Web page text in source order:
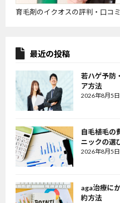
育毛剤のイクオスの評判・口コ
最近の投稿
若ハゲ予防
ア方法
2026年8月5日
自毛植毛の
ニックの選
2026年8月5日
aga治療に
約方法